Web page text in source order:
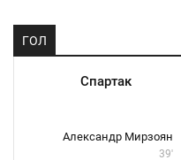
ГОЛ
Спартак
Александр Мирзоян
39'